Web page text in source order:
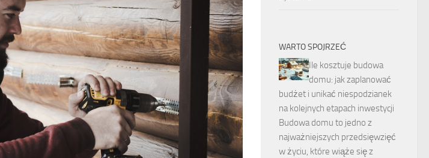
WARTO SPOJRZEĆ
Ile kosztuje budowa
domu: jak zaplanować
budżet i unikać niespodzianek
na kolejnych etapach inwestycji
Budowa domu to jedno z
najważniejszych przedsięwzięć
w życiu, które wiąże się z